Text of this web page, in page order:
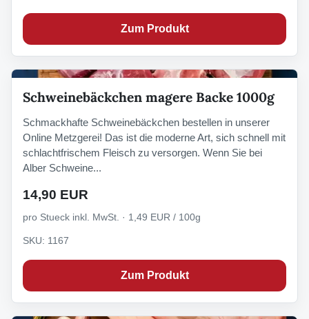
Zum Produkt
Schweinebäckchen magere Backe 1000g
Schmackhafte Schweinebäckchen bestellen in unserer
Online Metzgerei! Das ist die moderne Art, sich schnell mit
schlachtfrischem Fleisch zu versorgen. Wenn Sie bei
Alber Schweine...
14,90 EUR
pro Stueck inkl. MwSt. · 1,49 EUR / 100g
SKU: 1167
Zum Produkt